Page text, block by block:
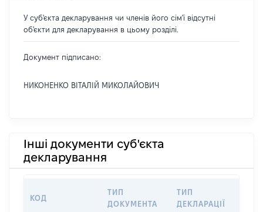
У суб'єкта декларування чи членів його сім'ї відсутні
об'єкти для декларування в цьому розділі.
Документ підписано:
НИКОНЕНКО ВІТАЛІЙ МИКОЛАЙОВИЧ
Інші документи суб'єкта
декларування
КОД
ТИП
ДОКУМЕНТА
ТИП
ДЕКЛАРАЦІЇ